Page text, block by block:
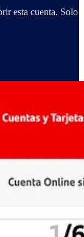
esta cuenta. Solo